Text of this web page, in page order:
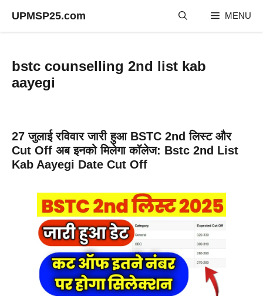
UPMSP25.com MENU
bstc counselling 2nd list kab
aayegi
27 जुलाई रविवार जारी हुआ BSTC 2nd लिस्ट और
Cut Off अब इनको मिलेगा कॉलेज: Bstc 2nd List
Kab Aayegi Date Cut Off